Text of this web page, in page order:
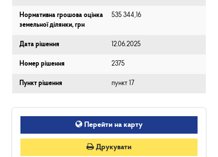
Нормативна грошова оцінка
земельної ділянки, грн
535 344,16
Дата рішення 12.06.2025
Номер рішення 2375
Пункт рішення пункт 17
Перейти на карту
Друкувати